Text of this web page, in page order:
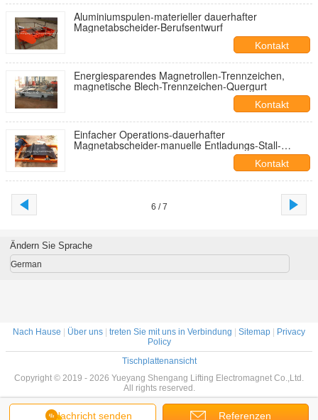
Aluminiumspulen-materieller dauerhafter
Magnetabscheider-Berufsentwurf
Kontakt
Energiesparendes Magnetrollen-Trennzeichen,
magnetische Blech-Trennzeichen-Quergurt
Kontakt
Einfacher Operations-dauerhafter
Magnetabscheider-manuelle Entladungs-Stall-
Kontakt
6 / 7
Nachricht senden Referenzen
Ändern Sie Sprache
German
Nach Hause Über uns treten Sie mit uns in Verbindung Sitemap
Privacy
Policy
Tischplattenansicht
Copyright © 2019 - 2026 Yueyang Shengang Lifting Electromagnet Co.,Ltd.
All rights reserved.